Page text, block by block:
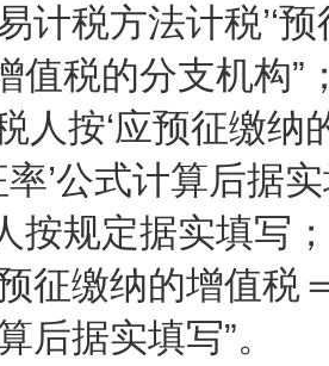
计税方法计税’‘
值税的分支机构”
人按‘应预征缴
’公式计算后据
按规定据实填写
征缴纳的增值税
后据实填写”。